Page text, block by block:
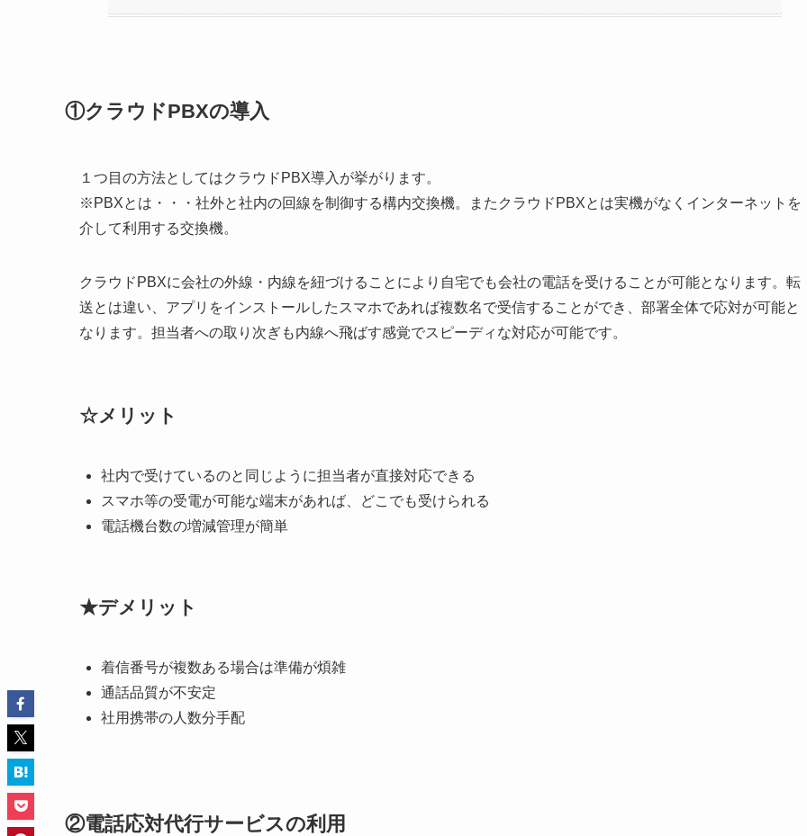
①クラウドPBXの導入
１つ目の方法としてはクラウドPBX導入が挙がります。
※PBXとは・・・社外と社内の回線を制御する構内交換機。またクラウドPBXとは実機がなくインターネットを
介して利用する交換機。
クラウドPBXに会社の外線・内線を紐づけることにより自宅でも会社の電話を受けることが可能となります。転
送とは違い、アプリをインストールしたスマホであれば複数名で受信することができ、部署全体で応対が可能と
なります。担当者への取り次ぎも内線へ飛ばす感覚でスピーディな対応が可能です。
☆メリット
社内で受けているのと同じように担当者が直接対応できる
スマホ等の受電が可能な端末があれば、どこでも受けられる
電話機台数の増減管理が簡単
★デメリット
着信番号が複数ある場合は準備が煩雑
通話品質が不安定
社用携帯の人数分手配
②電話応対代行サービスの利用